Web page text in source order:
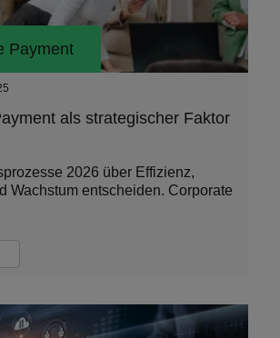
Payment
als strategischer Faktor
2026 über Effizienz,
Wachstum entscheiden. Corporate